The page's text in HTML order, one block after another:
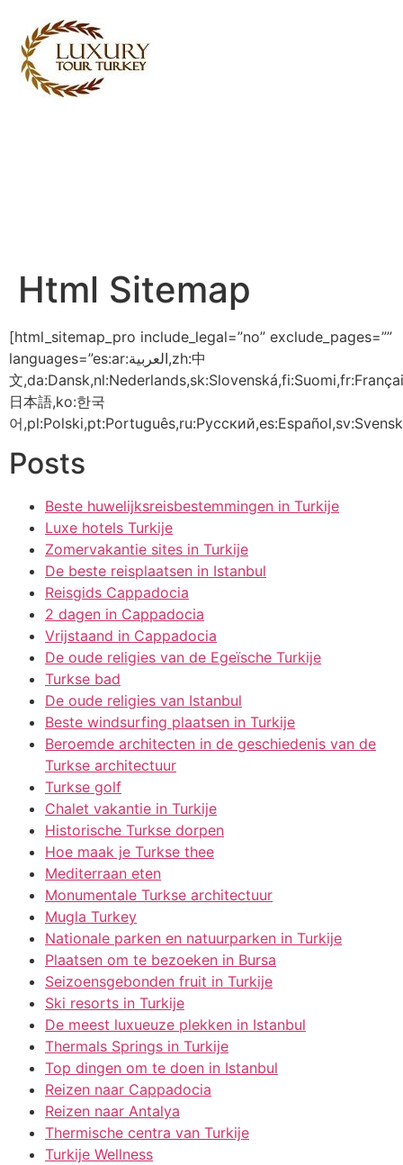
Html Sitemap
[html_sitemap_pro include_legal=”no” exclude_pages=””
languages=”es:ar:العربية,zh:中
文
日本語,ko:한국
어
Posts
Beste huwelijksreisbestemmingen in Turkije
Luxe hotels Turkije
Zomervakantie sites in Turkije
De beste reisplaatsen in Istanbul
Reisgids Cappadocia
2 dagen in Cappadocia
Vrijstaand in Cappadocia
De oude religies van de Egeïsche Turkije
Turkse bad
De oude religies van Istanbul
Beste windsurfing plaatsen in Turkije
Beroemde architecten in de geschiedenis van de
Turkse architectuur
Turkse golf
Chalet vakantie in Turkije
Historische Turkse dorpen
Hoe maak je Turkse thee
Mediterraan eten
Monumentale Turkse architectuur
Mugla Turkey
Nationale parken en natuurparken in Turkije
Plaatsen om te bezoeken in Bursa
Seizoensgebonden fruit in Turkije
Ski resorts in Turkije
De meest luxueuze plekken in Istanbul
Thermals Springs in Turkije
Top dingen om te doen in Istanbul
Reizen naar Cappadocia
Reizen naar Antalya
Thermische centra van Turkije
Turkije Wellness